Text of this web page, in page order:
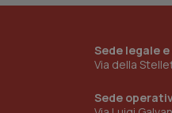
Sede legale
Via della
Sede
Nome
_ga_0VMQEQKQ1N
Nome